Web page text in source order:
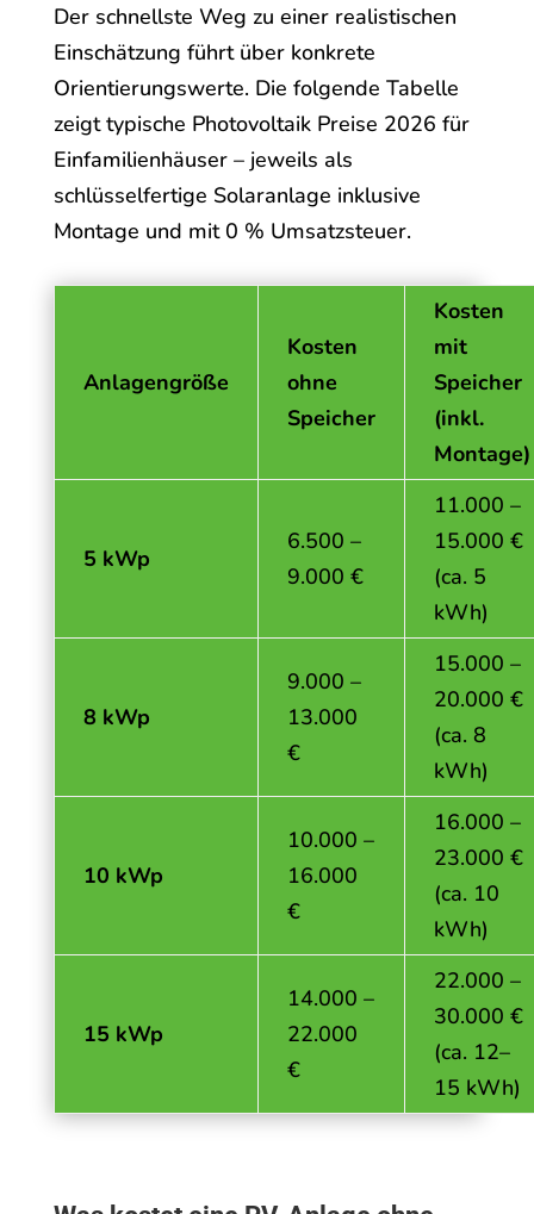
Der schnellste Weg zu einer realistischen
Einschätzung führt über konkrete
Orientierungswerte. Die folgende Tabelle
zeigt typische Photovoltaik Preise 2026 für
Einfamilienhäuser – jeweils als
schlüsselfertige Solaranlage inklusive
Montage und mit 0 % Umsatzsteuer.
Anlagengröße
Kosten
ohne
Speicher
Kosten
mit
Speicher
(inkl.
Montage)
5 kWp
6.500 –
9.000 €
11.000 –
15.000 €
(ca. 5
kWh)
8 kWp
9.000 –
13.000
€
15.000 –
20.000 €
(ca. 8
kWh)
10 kWp
10.000 –
16.000
€
16.000 –
23.000 €
(ca. 10
kWh)
15 kWp
14.000 –
22.000
€
22.000 –
30.000 €
(ca. 12–
15 kWh)